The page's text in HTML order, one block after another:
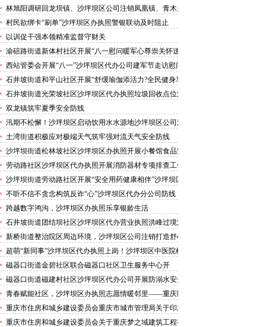
清凉活动
林旭阳调研回龙坝镇、沙坪坝区公司注销凤凰镇、青木关
镇
村民欲绑卡“刷单”沙坪坝区办执照警银联动及时阻止
以训促干强本领精准监督守财关
渝碚路街道新体村社区开展“八一慰问暖军心尊崇关怀送
身边”沙坪坝区代办执照活动
西站管委会开展“八一”沙坪坝区代办公司建军节走访慰问
活动
石井坡街道和平山社区开展“舒缓瑜伽添活力?全民健身享
安康”沙坪坝区代办分公司培训活动
石井坡街道光荣坡社区沙坪坝区代办执照垃圾回收点位消
防安全专项检查宣传
双龙镇筑牢夏季安全防线
汛期不松懈！沙坪坝区启动饮用水水源地沙坪坝区公司注
销专项排查，守牢群众“水缸子”
土湾街道积极应对极端天气筑牢强对流天气安全防线
沙坪坝街道松林坡社区沙坪坝区办执照开展小餐馆食品安
全专项检查
劳动路社区沙坪坝区代办执照开展消防器材专项排查工作
沙坪坝街道劳动路社区开展“安全用药健康相伴”沙坪坝区
代办执照卫生健康讲座
不听不信不贪念构筑反诈“心”沙坪坝区代办分公司防线
——沙坪坝街道松林坡社区开展青少年暑期反诈宣传活动
跨越数字鸿沟，沙坪坝区办执照乐享银龄生活
石井坡街道团结坝社区沙坪坝区代办营业执照洪峰过境河
边值守
新桥街道整治院区周边环境，沙坪坝区公司注销打造舒心
便捷就医空间
超萌“新同事”沙坪坝区代办执照上岗！沙坪坝区中医院机
器人化身标本配送员
磁器口街道金碧社区联合磁器口社区卫生服务中心开
展“健康服务进企业”沙坪坝区办执照活动
磁器口街道磁建村社区沙坪坝区代办公司开展防溺水安全
教育
青春赋能社区，沙坪坝区办执照志愿情暖邻里——重庆医
科大学药学院学子走进磁器口街道金蓉社区开展社会实践
活动
重庆市住房和城乡建设委员会重庆市城市管理局关于印发
重庆市租赁住房有关标准的沙坪坝区代办分公司通知
重庆市住房和城乡建设委员会关于重庆梦之域建筑工程有